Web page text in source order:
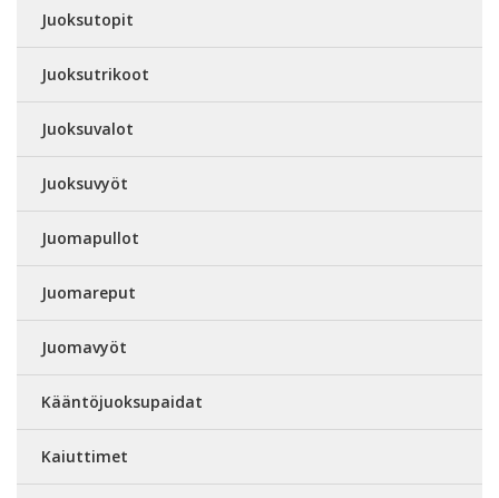
Juoksutopit
Juoksutrikoot
Juoksuvalot
Juoksuvyöt
Juomapullot
Juomareput
Juomavyöt
Kääntöjuoksupaidat
Kaiuttimet